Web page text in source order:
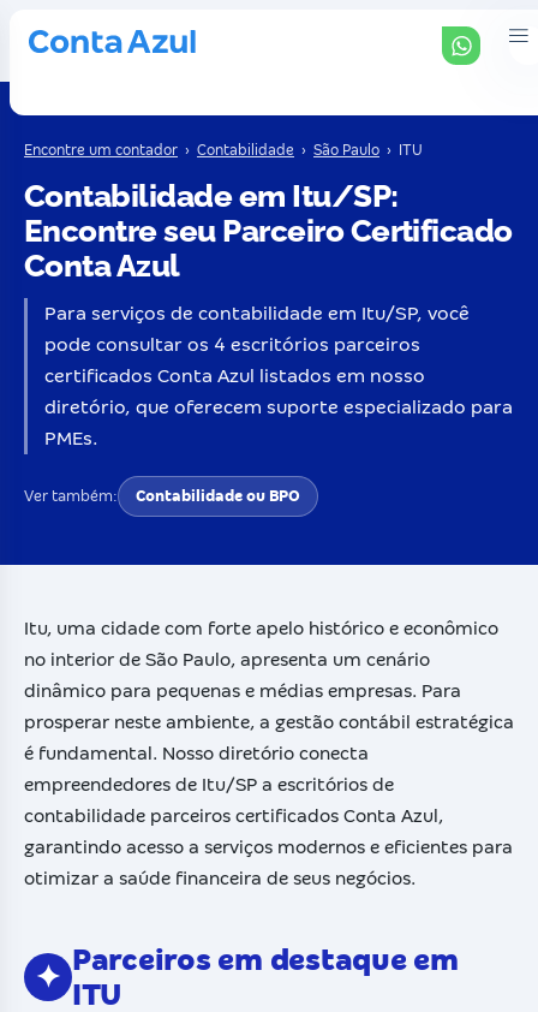
Encontre um contador › Contabilidade › São Paulo › ITU
Contabilidade em Itu/SP:
Encontre seu Parceiro Certificado
Conta Azul
Para serviços de contabilidade em Itu/SP, você
pode consultar os 4 escritórios parceiros
certificados Conta Azul listados em nosso
diretório, que oferecem suporte especializado para
PMEs.
Ver também: Contabilidade ou BPO
Itu, uma cidade com forte apelo histórico e econômico
no interior de São Paulo, apresenta um cenário
dinâmico para pequenas e médias empresas. Para
prosperar neste ambiente, a gestão contábil estratégica
é fundamental. Nosso diretório conecta
empreendedores de Itu/SP a escritórios de
contabilidade parceiros certificados Conta Azul,
garantindo acesso a serviços modernos e eficientes para
otimizar a saúde financeira de seus negócios.
✦
Parceiros em destaque em
ITU